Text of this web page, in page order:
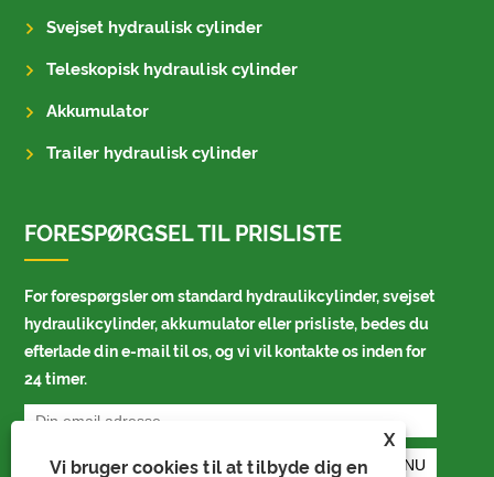
X
Vi bruger cookies til at tilbyde dig en
Svejset hydraulisk cylinder
Teleskopisk hydraulisk cylinder
Akkumulator
Trailer hydraulisk cylinder
FORESPØRGSEL TIL PRISLISTE
For forespørgsler om standard hydraulikcylinder, svejset
hydraulikcylinder, akkumulator eller prisliste, bedes du
efterlade din e-mail til os, og vi vil kontakte os inden for
24 timer.